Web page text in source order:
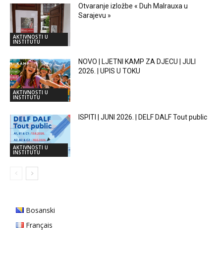
AKTIVNOSTI U
INSTITUTU
Otvaranje izložbe « Duh Malrauxa u
Sarajevu »
AKTIVNOSTI U
INSTITUTU
NOVO | LJETNI KAMP ZA DJECU | JULI
2026. | UPIS U TOKU
AKTIVNOSTI U
INSTITUTU
ISPITI | JUNI 2026. | DELF DALF Tout public
Bosanski
Français